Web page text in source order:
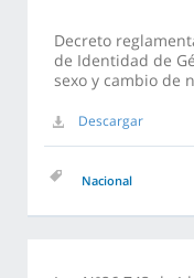
Decreto
de Identidad de
sexo y cambio de
Descargar
Nacional